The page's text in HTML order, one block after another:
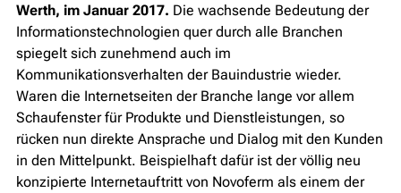
Werth, im Januar 2017. Die wachsende Bedeutung der
Informationstechnologien quer durch alle Branchen
spiegelt sich zunehmend auch im
Kommunikationsverhalten der Bauindustrie wieder.
Waren die Internetseiten der Branche lange vor allem
Schaufenster für Produkte und Dienstleistungen, so
rücken nun direkte Ansprache und Dialog mit den Kunden
in den Mittelpunkt. Beispielhaft dafür ist der völlig neu
konzipierte Internetauftritt von Novoferm als einem der